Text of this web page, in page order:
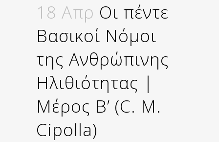
18 Απρ Οι πέντε
Βασικοί Νόμοι
της Ανθρώπινης
Ηλιθιότητας |
Μέρος Β’ (C. M.
Cipolla)